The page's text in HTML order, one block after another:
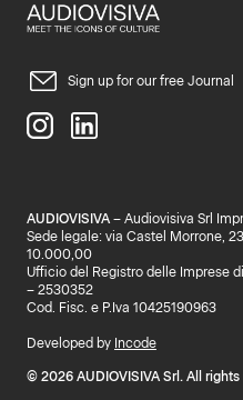
Sign up for our free Journal
AUDIOVISIVA – Audiovisiva Srl
Sede legale: via Castel Morrone,
10.000,00
Ufficio del Registro delle Imprese
– 2530352
Cod. Fisc. e P.Iva 10425190963
Developed by Incode
© 2026 AUDIOVISIVA Srl. All rights